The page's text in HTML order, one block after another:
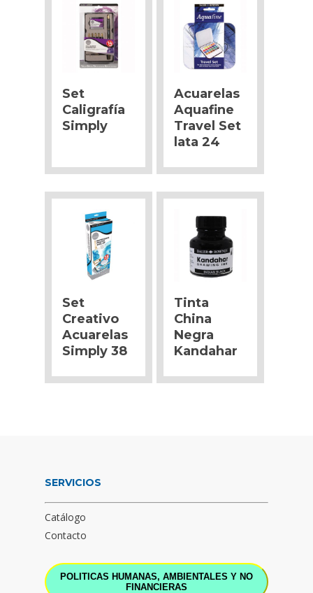
Set
Caligrafía
Simply
Acuarelas
Aquafine
Travel Set
lata 24
Set
Creativo
Acuarelas
Simply 38
Tinta
China
Negra
Kandahar
SERVICIOS
Catálogo
Contacto
POLITICAS HUMANAS, AMBIENTALES Y NO
FINANCIERAS